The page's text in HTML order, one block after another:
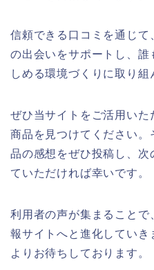
信頼できる口コミを通じて
の出会いをサポートし、誰
しめる環境づくりに取り組
ぜひ当サイトをご活用い
商品を見つけてください
品の感想をぜひ投稿し、次
ていただければ幸いです。
利用者の声が集まること
報サイトへと進化してい
よりお待ちしております。